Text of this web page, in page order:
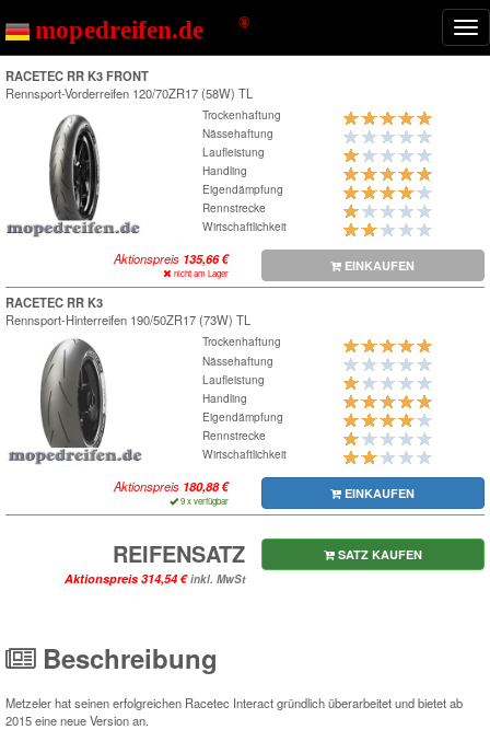
RACETEC RR K3 FRONT
Rennsport-Vorderreifen 120/70ZR17 (58W) TL
Trockenhaftung
Nässehaftung
Laufleistung
Handling
Eigendämpfung
Rennstrecke
Wirtschaftlichkeit
Aktionspreis
nicht am Lager EINKAUFEN
RACETEC RR K3
Rennsport-Hinterreifen 190/50ZR17 (73W) TL
Trockenhaftung
Nässehaftung
Laufleistung
Handling
Eigendämpfung
Rennstrecke
Wirtschaftlichkeit
Aktionspreis
9 x verfügbar EINKAUFEN
REIFENSATZ
Aktionspreis inkl. MwSt
SATZ KAUFEN
Beschreibung
Metzeler hat seinen erfolgreichen Racetec Interact gründlich überarbeitet und bietet ab
2015 eine neue Version an.